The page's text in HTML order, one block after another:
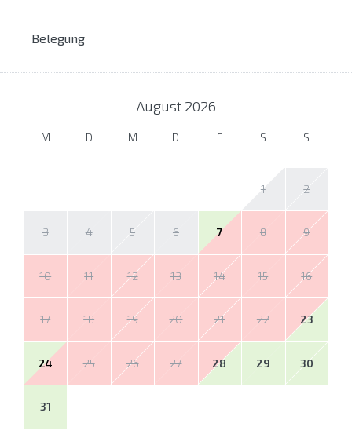
Belegung
August 2026
M D M D F S S
1 2
3 4 5 6 7 8 9
10 11 12 13 14 15 16
17 18 19 20 21 22 23
24 25 26 27 28 29 30
31